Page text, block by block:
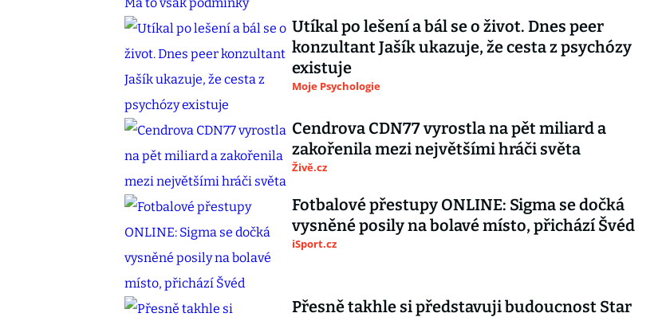
Utíkal po lešení a bál se o život. Dnes peer
konzultant Jašík ukazuje, že cesta z psychózy
existuje
Moje Psychologie
Cendrova CDN77 vyrostla na pět miliard a
zakořenila mezi největšími hráči světa
Živě.cz
Fotbalové přestupy ONLINE: Sigma se dočká
vysněné posily na bolavé místo, přichází Švéd
iSport.cz
Přesně takhle si představuji budoucnost Star